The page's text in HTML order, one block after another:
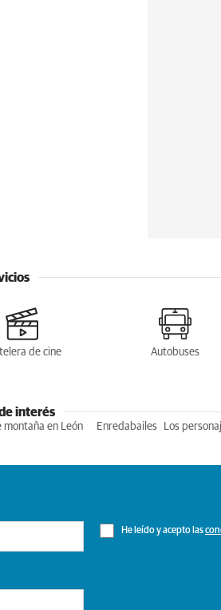
de cine Autobuses
interés
montaña en León Enredabailes Los
He leído y acepto las